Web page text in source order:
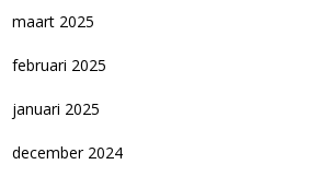
maart 2025
februari 2025
januari 2025
december 2024